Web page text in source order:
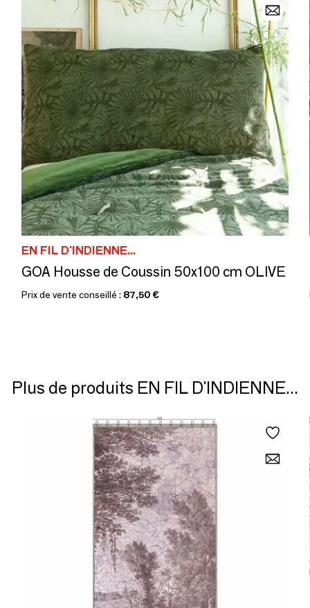
EN FIL D'INDIENNE...
GOA Housse de Coussin 50x100 cm OLIVE
Prix de vente conseillé : 87,50 €
Plus de produits EN FIL D'INDIENNE...